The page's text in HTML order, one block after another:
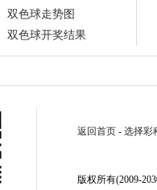
双色球走势图
双色球开奖结果
返回首页 - 选择彩
版权所有(2009-